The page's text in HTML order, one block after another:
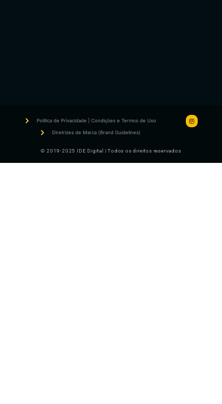
© 2019-2025 IDE Digital | Todos os direitos reservados
Politica de Privacidade | Condições e Termos de Uso
Diretrizes de Marca (Brand Guidelines)